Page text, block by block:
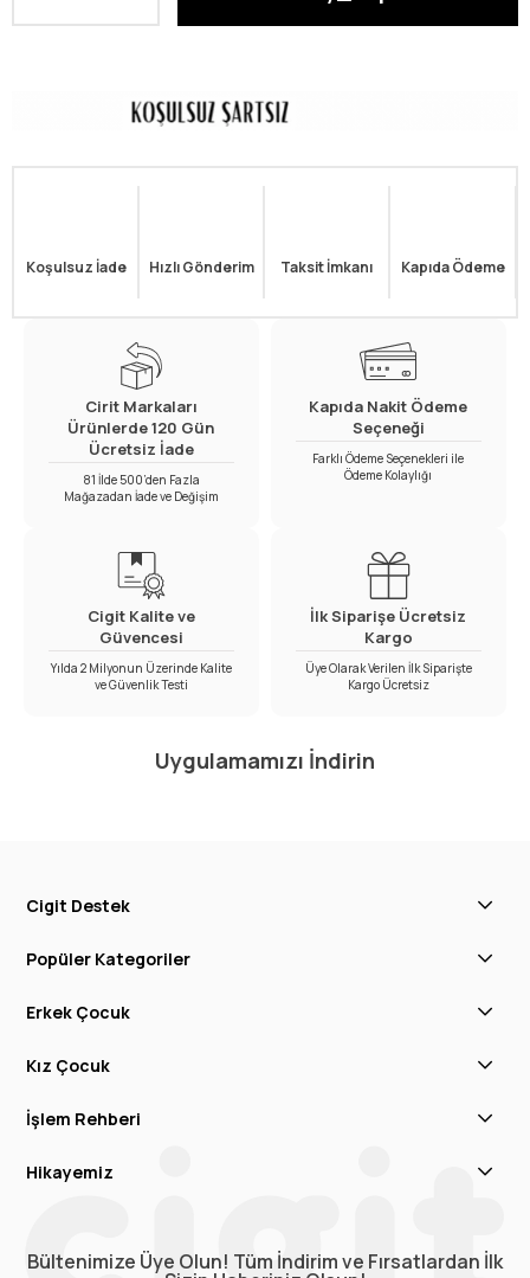
Koşulsuz İade Hızlı Gönderim Taksit İmkanı Kapıda Ödeme
Cirit Markaları
Ürünlerde 120 Gün
Ücretsiz İade
81 İlde 500’den Fazla
Mağazadan İade ve Değişim
Kapıda Nakit Ödeme
Seçeneği
Farklı Ödeme Seçenekleri ile
Ödeme Kolaylığı
Cigit Kalite ve
Güvencesi
Yılda 2 Milyonun Üzerinde Kalite
ve Güvenlik Testi
İlk Siparişe Ücretsiz
Kargo
Üye Olarak Verilen İlk Siparişte
Kargo Ücretsiz
Uygulamamızı İndirin
Cigit Destek
Popüler Kategoriler
Erkek Çocuk
Kız Çocuk
İşlem Rehberi
Hikayemiz
Bültenimize Üye Olun! Tüm İndirim ve Fırsatlardan İlk